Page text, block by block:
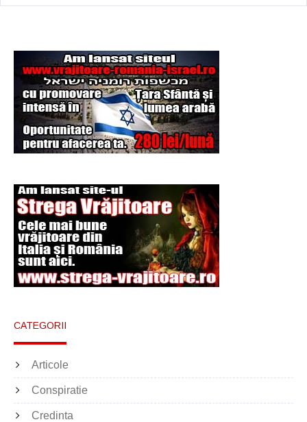
regele Arthur
Şi-a vândut soţia
pentru un ritual de
magie neagră
CATEGORII
Articole
Conspiratie
Credinta